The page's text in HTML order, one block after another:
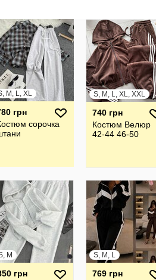
M, L, XL
грн
сорочка
S, M, L, XL, XXL
740 грн
Костюм Велюр
42-44 46-50
M
грн
S, M, L
769 грн